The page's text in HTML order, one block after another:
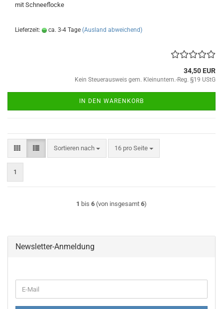
mit Schneeflocke
Lieferzeit: ca. 3-4 Tage (Ausland abweichend)
34,50 EUR
Kein Steuerausweis gem. Kleinuntern.-Reg. §19 UStG
IN DEN WARENKORB
Sortieren nach
Sortieren nach 16 pro Seite
pro Seite
1
1 bis 6 (von insgesamt 6)
Newsletter-Anmeldung
ZUR
E-
Mail